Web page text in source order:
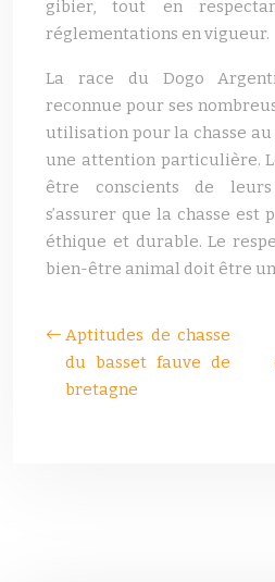
gibier, tout en
réglementations en vigueur.
La race du Dogo
reconnue pour ses
utilisation pour la chasse
une attention particulière.
être conscients de
s’assurer que la chasse est
éthique et durable. Le
bien-être animal doit être
Aptitudes de chasse
du basset fauve de
bretagne